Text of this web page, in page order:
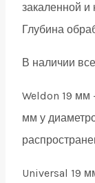
закаленной
Глубина
В наличии
Weldon 19 мм
мм у
Universal 19